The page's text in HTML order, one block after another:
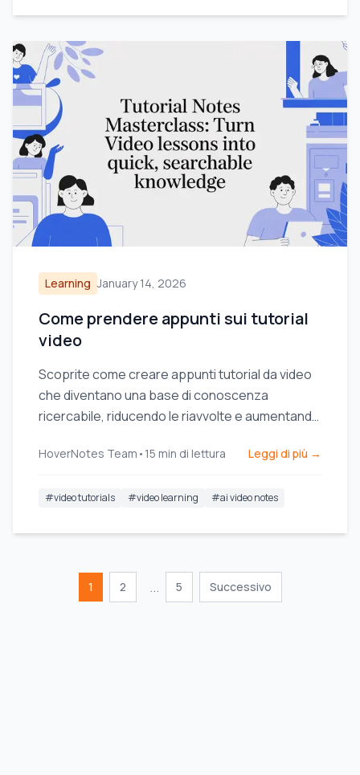
Learning January 14, 2026
Come prendere appunti sui tutorial
video
Scoprite come creare appunti tutorial da video
che diventano una base di conoscenza
ricercabile, riducendo le riavvolte e aumentando
HoverNotes Team • 15 min di lettura Leggi di più →
#video tutorials #video learning #ai video notes
1 2 ... 5 Successivo